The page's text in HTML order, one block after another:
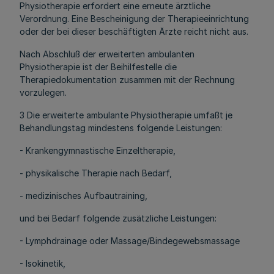
Physiotherapie erfordert eine erneute ärztliche
Verordnung. Eine Bescheinigung der Therapieeinrichtung
oder der bei dieser beschäftigten Ärzte reicht nicht aus.
Nach Abschluß der erweiterten ambulanten
Physiotherapie ist der Beihilfestelle die
Therapiedokumentation zusammen mit der Rechnung
vorzulegen.
3 Die erweiterte ambulante Physiotherapie umfaßt je
Behandlungstag mindestens folgende Leistungen:
- Krankengymnastische Einzeltherapie,
- physikalische Therapie nach Bedarf,
- medizinisches Aufbautraining,
und bei Bedarf folgende zusätzliche Leistungen:
- Lymphdrainage oder Massage/Bindegewebsmassage
- Isokinetik,